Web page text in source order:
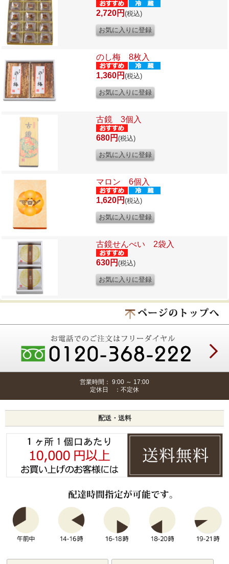
2,720円 (税込)
のし梅 8枚入
1,360円 (税込)
古鏡 3個入
680円 (税込)
マロン 6個入
1,620円 (税込)
古鏡せんべい 2袋入
630円 (税込)
営業時間： 9:00 ～ 17:00
定休日 ：不定休
配送・送料